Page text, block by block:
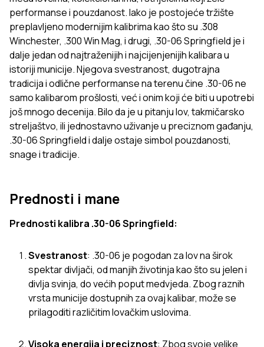
performanse i pouzdanost. Iako je postojeće tržište
preplavljeno modernijim kalibrima kao što su .308
Winchester, .300 Win Mag, i drugi, .30-06 Springfield je i
dalje jedan od najtraženijih i najcijenjenijih kalibara u
istoriji municije. Njegova svestranost, dugotrajna
tradicija i odlične performanse na terenu čine .30-06 ne
samo kalibarom prošlosti, već i onim koji će biti u upotrebi
još mnogo decenija. Bilo da je u pitanju lov, takmičarsko
streljaštvo, ili jednostavno uživanje u preciznom gađanju,
.30-06 Springfield i dalje ostaje simbol pouzdanosti,
snage i tradicije.
Prednosti i mane
Prednosti kalibra .30-06 Springfield:
Svestranost: .30-06 je pogodan za lov na širok
spektar divljači, od manjih životinja kao što su jelen i
divlja svinja, do većih poput medvjeda. Zbog raznih
vrsta municije dostupnih za ovaj kalibar, može se
prilagoditi različitim lovačkim uslovima.
Visoka energija i preciznost: Zbog svoje velike